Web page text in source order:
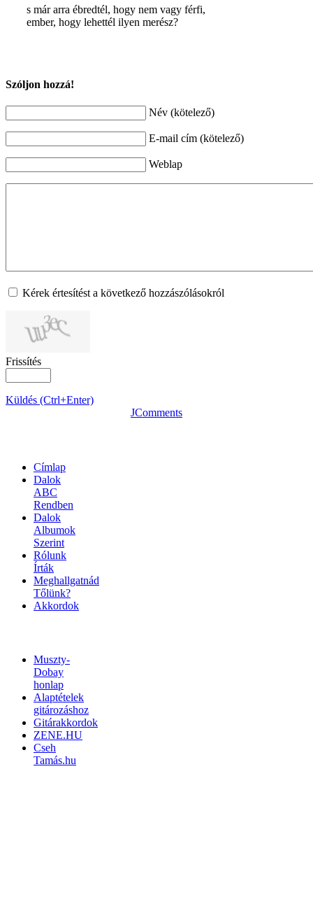
s már arra ébredtél, hogy nem vagy férfi,
ember, hogy lehettél ilyen merész?
Szóljon hozzá!
Név (kötelező)
E-mail cím (kötelező)
Weblap
Kérek értesítést a következő hozzászólásokról
Frissítés
Küldés (Ctrl+Enter)
JComments
Címlap
Dalok
ABC
Rendben
Dalok
Albumok
Szerint
Rólunk
Írták
Meghallgatnád
Tőlünk?
Akkordok
Muszty-
Dobay
honlap
Alaptételek
gitározáshoz
Gitárakkordok
ZENE.HU
Cseh
Tamás.hu